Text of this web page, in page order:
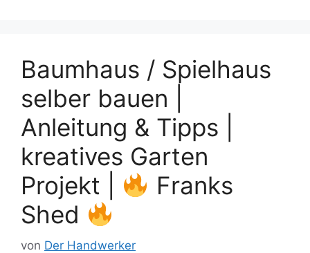
Baumhaus / Spielhaus
selber bauen |
Anleitung & Tipps |
kreatives Garten
Projekt |
Franks
Shed
von Der Handwerker